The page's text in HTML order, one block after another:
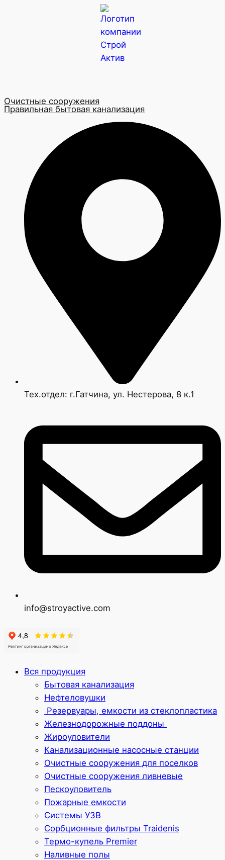
Очистные сооружения
Правильная бытовая канализация
Тех.отдел: г.Гатчина, ул. Нестерова, 8 к.1
info@stroyactive.com
Вся продукция
Бытовая канализация
Нефтеловушки
Резервуары, емкости из стеклопластика
Железнодорожные поддоны
Жироуловители
Канализационные насосные станции
Очистные сооружения для поселков
Очистные сооружения ливневые
Пескоуловитель
Пожарные емкости
Системы УЗВ
Сорбционные фильтры Traidenis
Термо-купель Premier
Наливные полы